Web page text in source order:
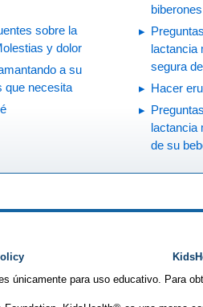
sobre la
y dolor
a su
que necesita
lactancia
segura
Hacer
lactancia
de su
únicamente para uso educativo. Para